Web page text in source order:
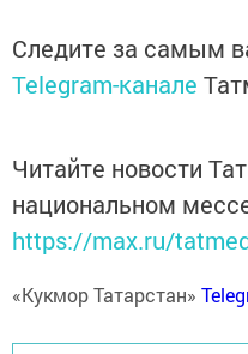
Следите за самым
Telegram-канале
Читайте новости
национальном
https://max.ru/
«Кукмор Татарстан»